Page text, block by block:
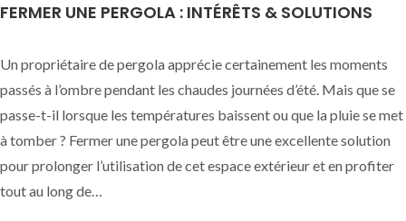
FERMER UNE PERGOLA : INTÉRÊTS & SOLUTIONS
Un propriétaire de pergola apprécie certainement les moments
passés à l’ombre pendant les chaudes journées d’été. Mais que se
passe-t-il lorsque les températures baissent ou que la pluie se met
à tomber ? Fermer une pergola peut être une excellente solution
pour prolonger l’utilisation de cet espace extérieur et en profiter
tout au long de…